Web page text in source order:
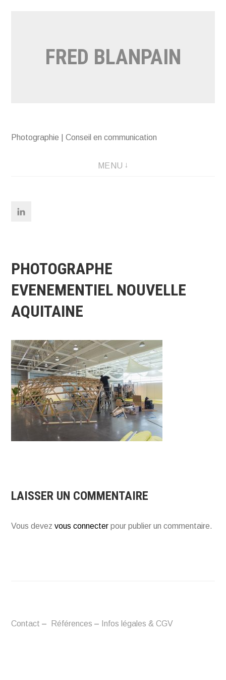
FRED BLANPAIN
Photographie | Conseil en communication
MENU
PHOTOGRAPHE
EVENEMENTIEL NOUVELLE
AQUITAINE
LAISSER UN COMMENTAIRE
Vous devezvous connecter pour publier un commentaire.
Contact – Références – Infos légales & CGV